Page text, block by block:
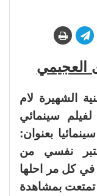
العجيمي
الشهيرة لام
سينمائي
بعنوان:
نفسي من
في كل مر احلها
تمتعت بمشاهدة